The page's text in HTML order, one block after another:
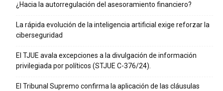
¿Hacia la autorregulación del asesoramiento financiero?
La rápida evolución de la inteligencia artificial exige reforzar la
ciberseguridad
El TJUE avala excepciones a la divulgación de información
privilegiada por políticos (STJUE C-376/24).
El Tribunal Supremo confirma la aplicación de las cláusulas